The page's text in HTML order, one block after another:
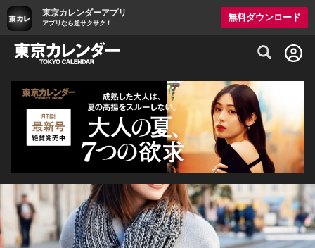
東京カレンダーアプリ
アプリなら超サクサク！
無料ダウンロード
グルメ情報・プレミアムレストラン予約